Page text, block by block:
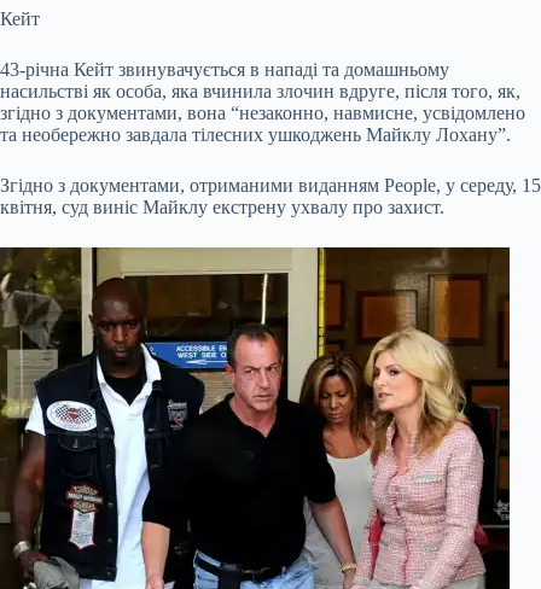
Кейт
43-річна Кейт звинувачується в нападі та домашньому
насильстві як особа, яка вчинила злочин вдруге, після того, як,
згідно з документами, вона “незаконно, навмисне, усвідомлено
та необережно завдала тілесних ушкоджень Майклу Лохану”.
Згідно з документами, отриманими виданням People, у середу, 15
квітня, суд виніс Майклу екстрену ухвалу про захист.